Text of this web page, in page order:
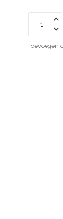
Toevoegen